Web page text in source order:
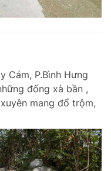
Cám, P.Bình Hưng
đống xà bần ,
mang đổ trộm,